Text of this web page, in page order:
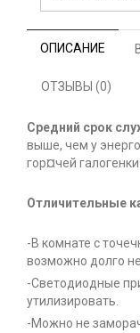
ОПИСАНИЕ
ОТЗЫВЫ (0)
Средний срок
выше, чем у
гор¤чей галогенки.
Отличительные
-В комнате с
возможно долго
-Светодиодные
утилизировать.
-Можно не